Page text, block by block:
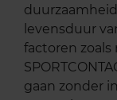
levensduur
factoren
gaan zonder